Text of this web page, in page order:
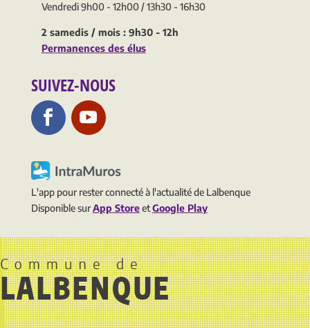
Vendredi 9h00 - 12h00 / 13h30 - 16h30
2 samedis / mois : 9h30 - 12h
Permanences des élus
SUIVEZ-NOUS
L'app pour rester connecté à l'actualité de Lalbenque
Disponible surApp StoreetGoogle Play